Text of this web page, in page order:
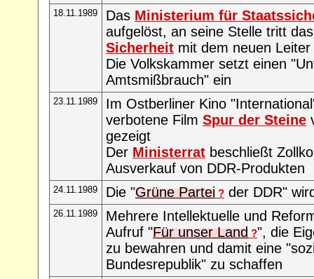
18.11.1989 Das Ministerium für
aufgelöst, an seine Stelle tritt
Sicherheit mit dem neuen Leiter
Die Volkskammer setzt einen
Amtsmißbrauch" ein
23.11.1989
Im Ostberliner Kino
verbotene Film Spur der Steine
gezeigt
Der Ministerrat beschließt
Ausverkauf von DDR-Produkten
24.11.1989 Die "Grüne Partei ? der DDR"
26.11.1989
Mehrere Intellektuelle und
Aufruf "Für unser Land ?", die
zu bewahren und damit eine
Bundesrepublik" zu schaffen